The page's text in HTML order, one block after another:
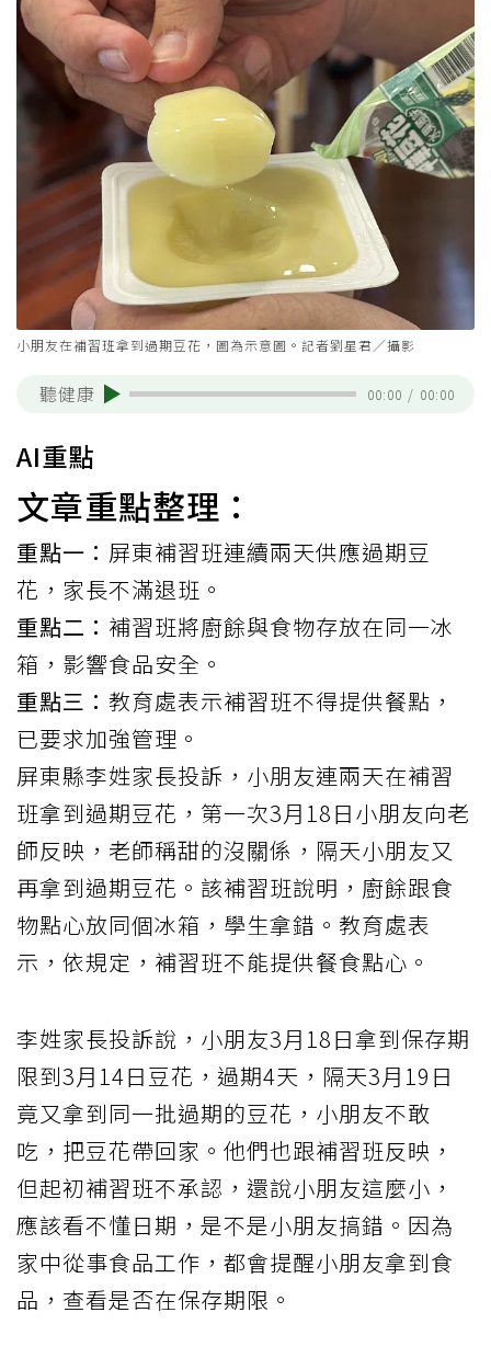
小朋友在補習班拿到過期豆花，圖為示意圖。記者劉星君／攝影
聽健康 00:00 / 00:00
AI重點
文章重點整理：
重點一： 屏東補習班連續兩天供應過期豆
花，家長不滿退班。
重點二： 補習班將廚餘與食物存放在同一冰
箱，影響食品安全。
重點三： 教育處表示補習班不得提供餐點，
已要求加強管理。
屏東縣李姓家長投訴，小朋友連兩天在補習
班拿到過期豆花，第一次3月18日小朋友向老
師反映，老師稱甜的沒關係，隔天小朋友又
再拿到過期豆花。該補習班說明，廚餘跟食
物點心放同個冰箱，學生拿錯。教育處表
示，依規定，補習班不能提供餐食點心。
李姓家長投訴說，小朋友3月18日拿到保存期
限到3月14日豆花，過期4天，隔天3月19日
竟又拿到同一批過期的豆花，小朋友不敢
吃，把豆花帶回家。他們也跟補習班反映，
但起初補習班不承認，還說小朋友這麼小，
應該看不懂日期，是不是小朋友搞錯。因為
家中從事食品工作，都會提醒小朋友拿到食
品，查看是否在保存期限。